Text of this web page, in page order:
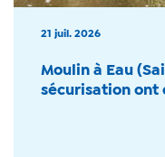
21 juil. 2026
Moulin à Eau
sécurisation ont